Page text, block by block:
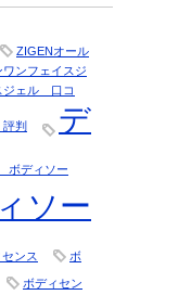
ZIGENオール
ンフェイスジ
ジェル 口コ
判
デ
ボディソー
ソー
ンス ボ
ボディセン